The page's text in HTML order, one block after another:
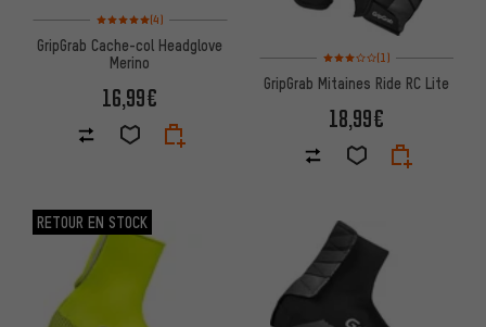
Note moyenne : 5 sur 5 d'après 4 avis
(4)
GripGrab Cache-col Headglove
Merino
16,99€
Note moyenne : 3 sur 5
(1)
GripGrab Mitaines Ride RC Lite
18,99€
RETOUR EN STOCK